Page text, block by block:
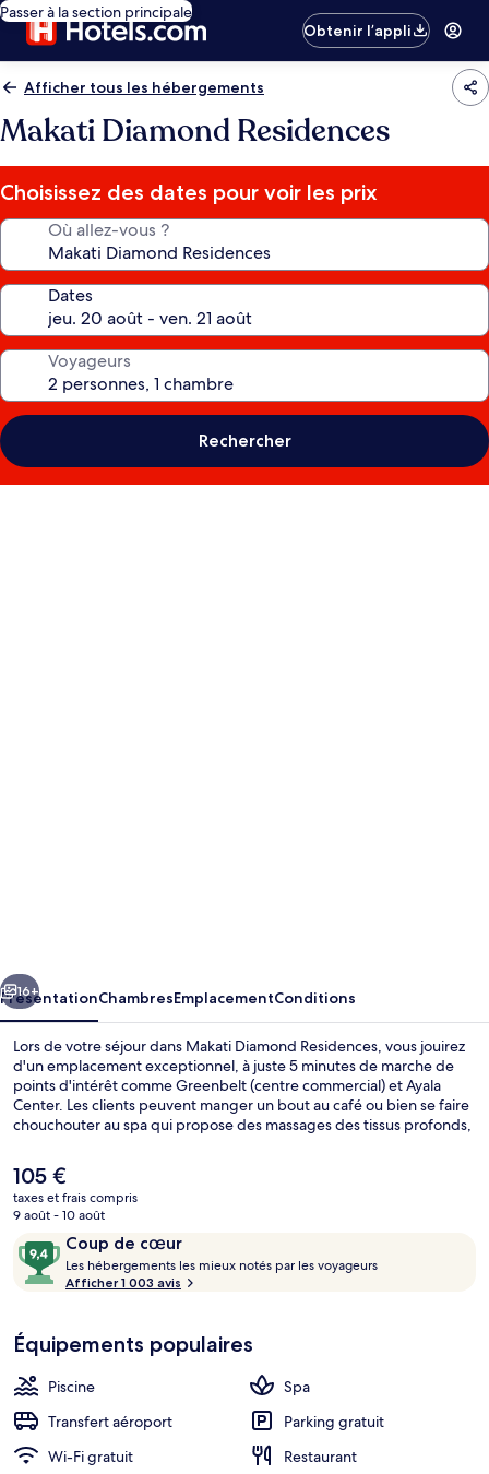
Passer à la section principale
Obtenir l’appli
Afficher tous les hébergements
Makati Diamond Residences
Choisissez des dates pour voir les prix
Où allez-vous ?
Dates
Voyageurs
Rechercher
Suivant
16+
PrésentationChambresEmplacementConditions
Lors de votre séjour dans Makati Diamond Residences, vous jouirez
d'un emplacement exceptionnel, à juste 5 minutes de marche de
points d'intérêt comme Greenbelt (centre commercial) et Ayala
Center. Les clients peuvent manger un bout au café ou bien se faire
chouchouter au spa qui propose des massages des tissus profonds,
luxe abrite en outre 2 bars/lounges, une piscine couverte et un bar
en bord de piscine. Le personnel attentionné et le petit déjeuner
remportent un franc succès auprès des autres voyageurs. Les
transports publics sont tout proches. Station Ayala se situe à
seulement 13 min à pied.
Le
prix
actuel
de
105 €.
105 €
taxes et frais compris
9 août - 10 août
Avis
voyageurs
Coup de cœur
9,4
sur
10,
cœur
Les hébergements les mieux notés par les voyageurs
r
Afficher 1 003 avis
Équipements populaires
Piscine
Spa
Transfert aéroport
Parking gratuit
Wi-Fi gratuit
Restaurant